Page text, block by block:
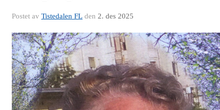
Postet av Tistedalen FL den 2. des 2025